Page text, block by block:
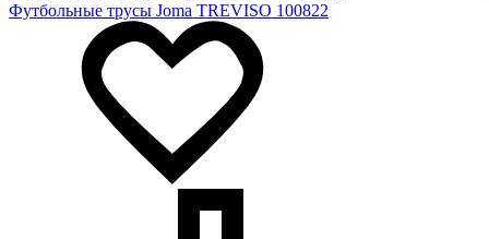
Футбольные трусы Joma TREVISO 100822